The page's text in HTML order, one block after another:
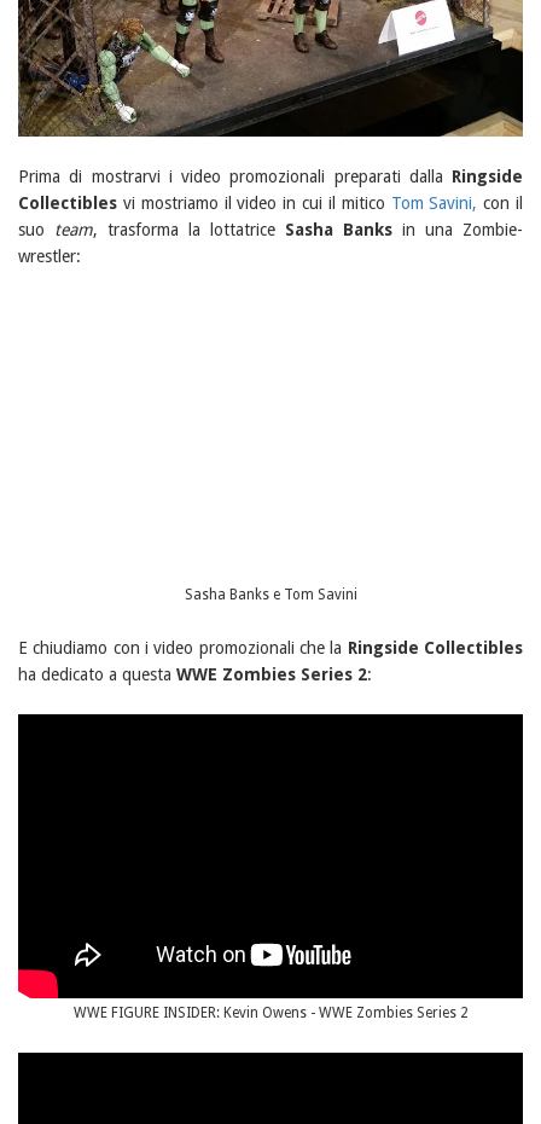
Prima di mostrarvi i video promozionali preparati dalla Ringside
Collectibles vi mostriamo il video in cui il mitico Tom Savini, con il
suo team, trasforma la lottatrice Sasha Banks in una Zombie-
wrestler:
Sasha Banks e Tom Savini
E chiudiamo con i video promozionali che la Ringside Collectibles
ha dedicato a questa WWE Zombies Series 2:
WWE FIGURE INSIDER: Kevin Owens - WWE Zombies Series 2